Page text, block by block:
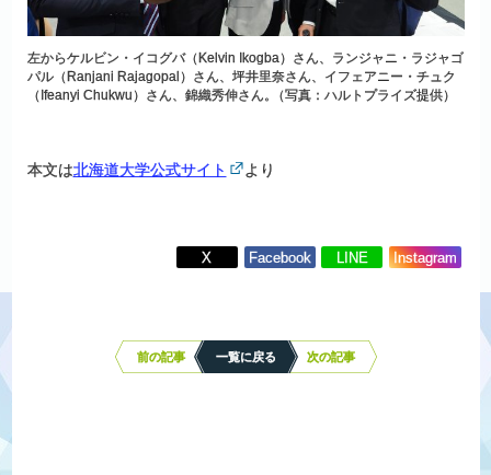
左からケルビン・イコグバ（Kelvin Ikogba）さん、ランジャニ・ラジャゴ
パル（Ranjani Rajagopal）さん、坪井里奈さん、イフェアニー・チュク
（Ifeanyi Chukwu）さん、錦織秀伸さん。 （写真：ハルトプライズ提供）
本文は北海道大学公式サイト より
X Facebook LINE Instagram
ン
前の記事 一覧に戻る 次の記事